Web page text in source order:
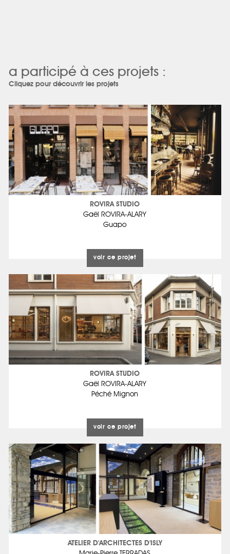
a participé à ces projets :
Cliquez pour découvrir les projets
ROVIRA STUDIO
Gaël ROVIRA-ALARY
Guapo
voir ce projet
ROVIRA STUDIO
Gaël ROVIRA-ALARY
Péché Mignon
voir ce projet
ATELIER D'ARCHITECTES D'ISLY